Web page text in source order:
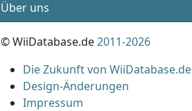
Über uns
© WiiDatabase.de2011-2026
Die Zukunft von WiiDatabase.de
Design-Änderungen
Impressum